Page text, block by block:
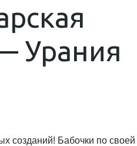
Урания
созданий! Бабочки по своей